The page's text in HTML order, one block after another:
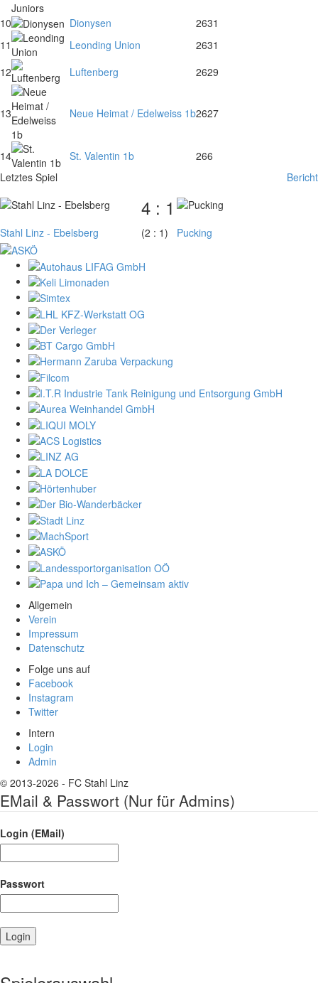
10
Dionysen 2631
11
Leonding Union 2631
12
Luftenberg 2629
13 Neue Heimat / Edelweiss 1b2627
14 St. Valentin 1b 266
Letztes Spiel
Bericht
4 : 1
Stahl Linz - Ebelsberg (2 : 1) Pucking
Allgemein
Verein
Impressum
Datenschutz
Folge uns auf
Facebook
Instagram
Twitter
Intern
Login
Admin
© 2013-2026 - FC Stahl Linz
EMail & Passwort (Nur für Admins)
Login (EMail)
Passwort